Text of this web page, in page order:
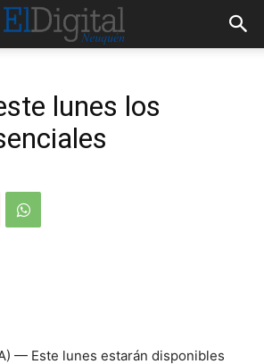
lunes los
— Este lunes estarán disponibles